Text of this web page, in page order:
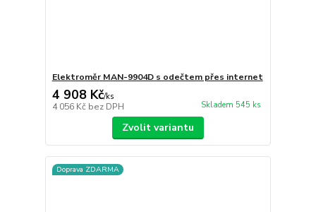
Elektroměr MAN-9904D s odečtem přes internet
4 908 Kč/ks
4 056 Kč bez DPH Skladem 545 ks
Zvolit variantu
Doprava ZDARMA